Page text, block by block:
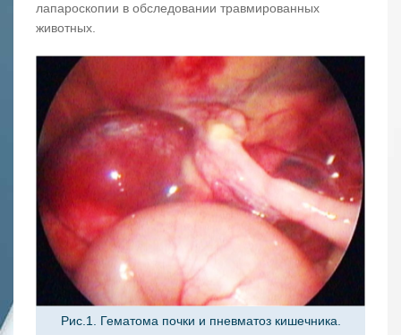
лапароскопии в обследовании травмированных
животных.
Рис.1. Гематома почки и пневматоз кишечника.